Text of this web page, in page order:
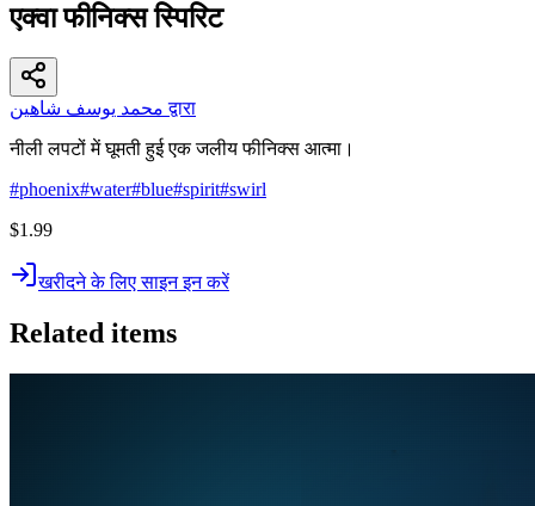
एक्वा फीनिक्स स्पिरिट
محمد يوسف شاهين द्वारा
नीली लपटों में घूमती हुई एक जलीय फीनिक्स आत्मा।
#phoenix#water#blue#spirit#swirl
$1.99
खरीदने के लिए साइन इन करें
Related items